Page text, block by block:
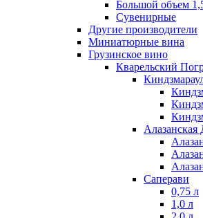
Большой объем
Сувенирные
Другие производители
Миниатюрные вина
Грузинское вино
Кварельский
Алазанская
Саперави
0,75 л
1,0 л